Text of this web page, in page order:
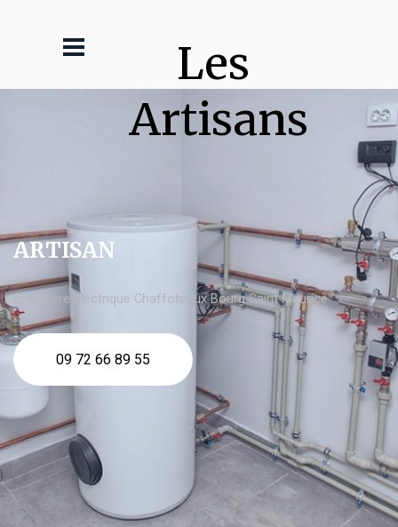
Les
Artisans
ARTISAN
chaudière électrique Chaffoteaux Bourg Saint Maurice
09 72 66 89 55